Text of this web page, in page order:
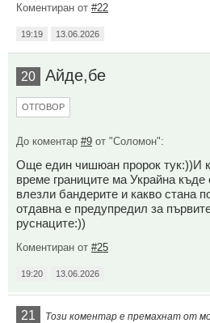
Коментиран от #22
19:19 13.06.2026
20 Айде,бе
ОТГОВОР
До коментар #9 от "Соломон":
Още един чишюан пророк тук:))И
време границите ма Украйна
влезли бандерите и какво стана
отдавна е предупредил за
руснаците:))
Коментиран от #25
19:20 13.06.2026
21 Този коментар е премахнат от